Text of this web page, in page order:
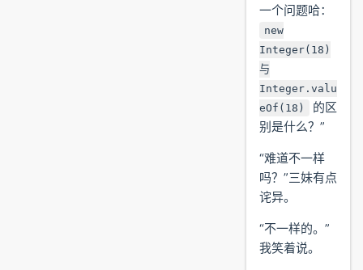
一个问题哈：
new
Integer(18)
与
Integer.valu
eOf(18)
的区
别是什么？”
“难道不一样
吗？”三妹有点
诧异。
“不一样的。”
我笑着说。